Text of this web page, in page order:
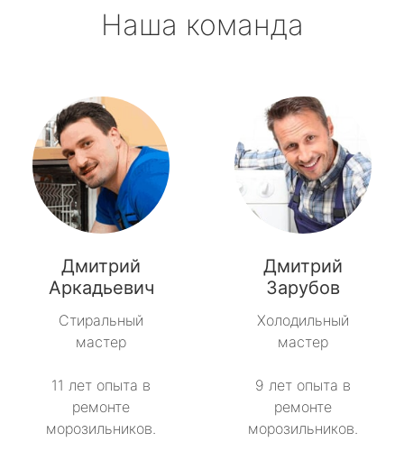
Наша команда
Дмитрий
Аркадьевич
Стиральный
мастер
11 лет опыта в
ремонте
морозильников.
Дмитрий
Зарубов
Холодильный
мастер
9 лет опыта в
ремонте
морозильников.